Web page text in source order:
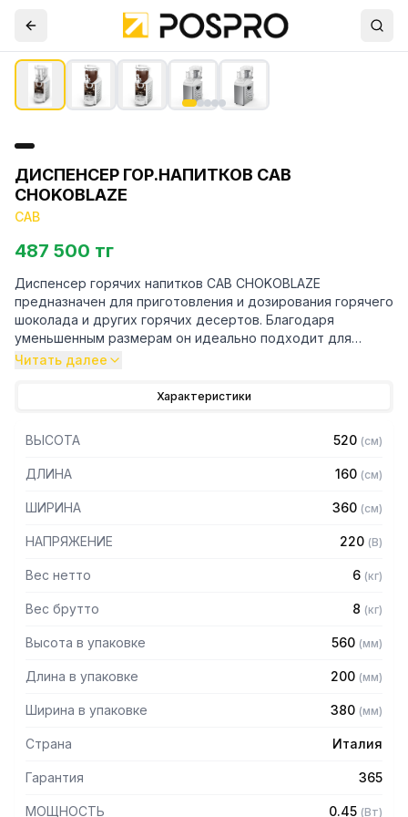
ДИСПЕНСЕР ГОР.НАПИТКОВ CAB
CHOKOBLAZE
CAB
487 500 тг
Диспенсер горячих напитков CAB CHOKOBLAZE
предназначен для приготовления и дозирования горячего
шоколада и других горячих десертов. Благодаря
уменьшенным размерам он идеально подходит для
предприятий общественного питания с небольшой
энергопотребление делают эту модель уникальной в
Особенности:
– Эксклюзивная вертикальная система перемешивания
позволяет получить более плотный и менее пенистый
– Система вертикального перемешивания без уплотнений
продукта внутрь машины
надежность машины при любой температуре
переключателя с ручкой
разные иллюстрации
– Поддон для сбора капель
Читать далее
Характеристики
ВЫСОТА 520 (см)
ДЛИНА 160 (см)
ШИРИНА 360 (см)
НАПРЯЖЕНИЕ 220 (В)
Вес нетто 6 (кг)
Вес брутто 8 (кг)
Высота в упаковке 560 (мм)
Длина в упаковке 200 (мм)
Ширина в упаковке 380 (мм)
Страна Италия
Гарантия 365
МОЩНОСТЬ 0.45 (Вт)